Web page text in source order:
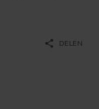
share DELEN